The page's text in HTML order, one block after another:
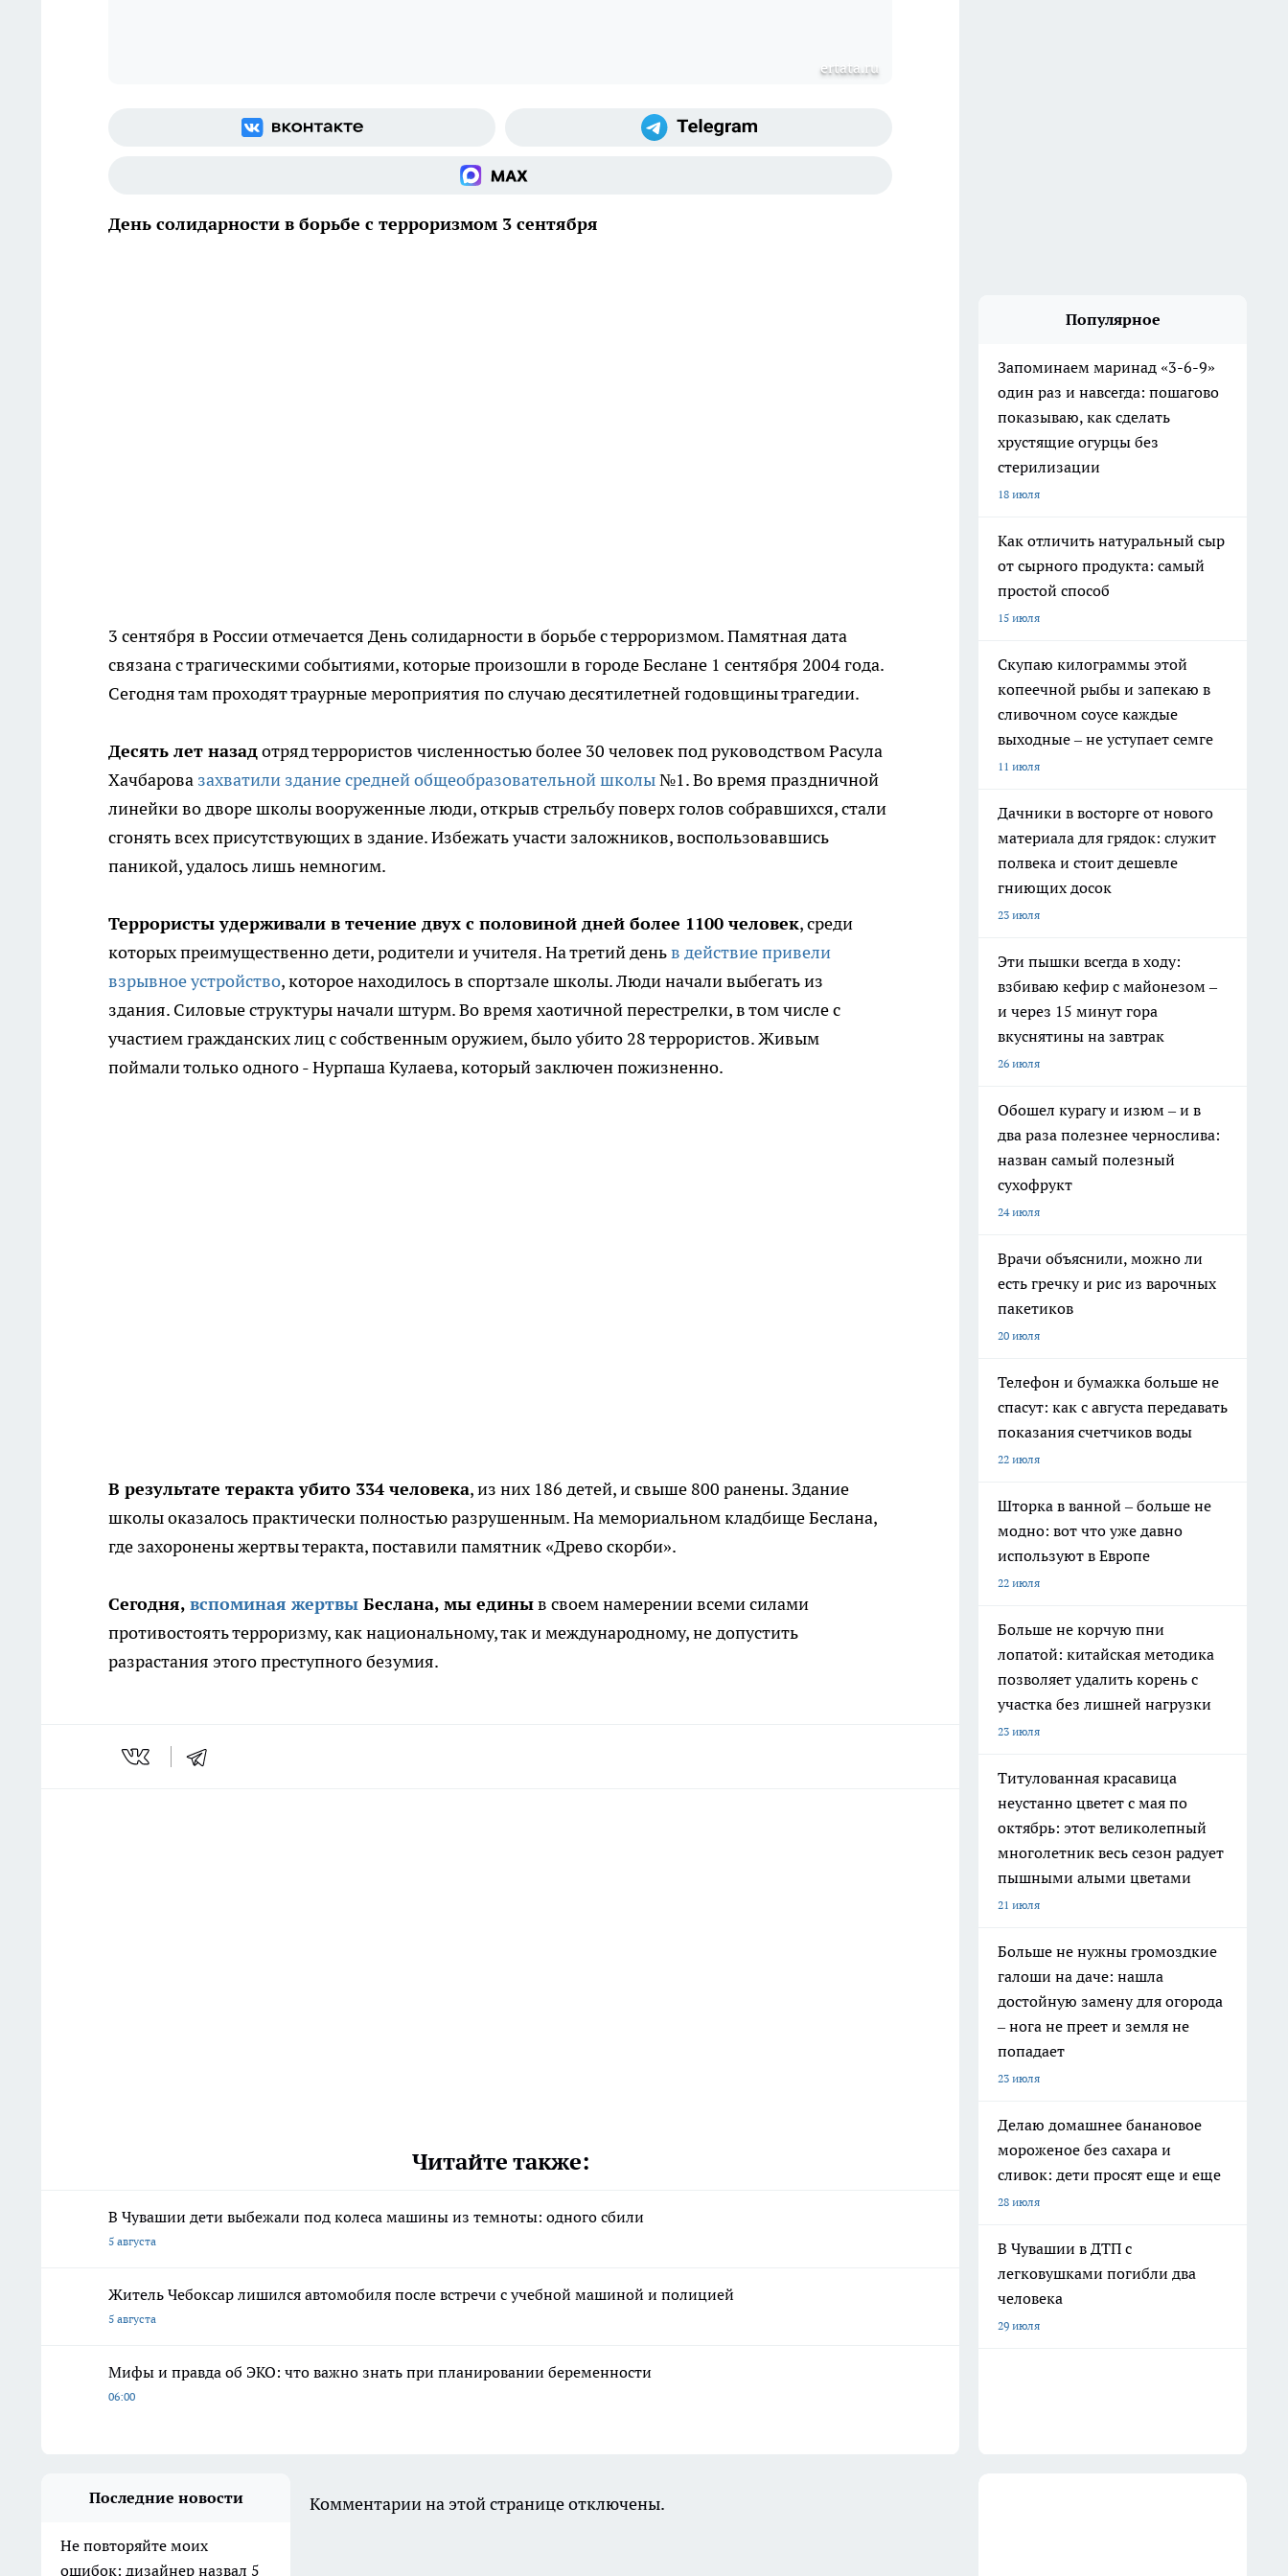
ertata.ru
День солидарности в борьбе с терроризмом 3 сентября
3 сентября в России отмечается День солидарности в борьбе с терроризмом. Памятная дата
связана с трагическими событиями, которые произошли в городе Беслане 1 сентября 2004 года.
Сегодня там проходят траурные мероприятия по случаю десятилетней годовщины трагедии.
Десять лет назадотряд террористов численностью более 30 человек под руководством Расула
Хачбарова захватили здание средней общеобразовательной школы№1. Во время праздничной
линейки во дворе школы вооруженные люди, открыв стрельбу поверх голов собравшихся, стали
сгонять всех присутствующих в здание. Избежать участи заложников, воспользовавшись
паникой, удалось лишь немногим.
Террористы удерживали в течение двух с половиной дней более 1100 человек, среди
которых преимущественно дети, родители и учителя. На третий деньв действие привели
взрывное устройство, которое находилось в спортзале школы. Люди начали выбегать из
здания. Силовые структуры начали штурм. Во время хаотичной перестрелки, в том числе с
участием гражданских лиц с собственным оружием, было убито 28 террористов. Живым
поймали только одного - Нурпаша Кулаева, который заключен пожизненно.
В результате теракта убито 334 человека, из них 186 детей, и свыше 800 ранены. Здание
школы оказалось практически полностью разрушенным. На мемориальном кладбище Беслана,
где захоронены жертвы теракта, поставили памятник «Древо скорби».
Сегодня, вспоминая жертвы Беслана, мы единыв своем намерении всеми силами
противостоять терроризму, как национальному, так и международному, не допустить
разрастания этого преступного безумия.
Читайте также:
В Чувашии дети выбежали под колеса машины из темноты: одного сбили
5 августа
Житель Чебоксар лишился автомобиля после встречи с учебной машиной и полицией
5 августа
Мифы и правда об ЭКО: что важно знать при планировании беременности
06:00
Популярное
Запоминаем маринад «3-6-9»
один раз и навсегда: пошагово
показываю, как сделать
хрустящие огурцы без
стерилизации
18 июля
Как отличить натуральный сыр
от сырного продукта: самый
простой способ
15 июля
Скупаю килограммы этой
копеечной рыбы и запекаю в
сливочном соусе каждые
выходные – не уступает семге
11 июля
Дачники в восторге от нового
материала для грядок: служит
полвека и стоит дешевле
гниющих досок
23 июля
Эти пышки всегда в ходу:
взбиваю кефир с майонезом –
и через 15 минут гора
вкуснятины на завтрак
26 июля
Обошел курагу и изюм – и в
два раза полезнее чернослива:
назван самый полезный
сухофрукт
24 июля
Врачи объяснили, можно ли
есть гречку и рис из варочных
пакетиков
20 июля
Телефон и бумажка больше не
спасут: как с августа передавать
показания счетчиков воды
22 июля
Шторка в ванной – больше не
модно: вот что уже давно
используют в Европе
22 июля
Больше не корчую пни
лопатой: китайская методика
позволяет удалить корень с
участка без лишней нагрузки
23 июля
Титулованная красавица
неустанно цветет с мая по
октябрь: этот великолепный
многолетник весь сезон радует
пышными алыми цветами
21 июля
Больше не нужны громоздкие
галоши на даче: нашла
достойную замену для огорода
– нога не преет и земля не
попадает
23 июля
Делаю домашнее банановое
мороженое без сахара и
сливок: дети просят еще и еще
28 июля
В Чувашии в ДТП с
легковушками погибли два
человека
29 июля
Последние новости
Не повторяйте моих
ошибок: дизайнер назвал 5
Комментарии на этой странице отключены.